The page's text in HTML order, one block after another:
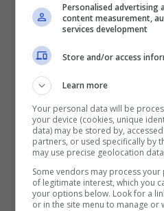
carico,
spaesamento.
con calma
cui era non
a noi serviva
ma lui è bravo
i piedi, e lo
mettere in
reparto. Rowe?
Personalised advertising
content measurement,
services development
Store and/or access
Learn more
Your personal data will be
your device (cookies, unique
data) may be stored by,
partners, or used specifically by
may use precise geolocation
Some vendors may process
of legitimate interest, which you
your options below. Look for a
or in the site menu to manage or